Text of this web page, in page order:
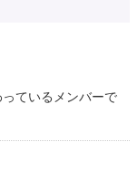
っているメンバーで